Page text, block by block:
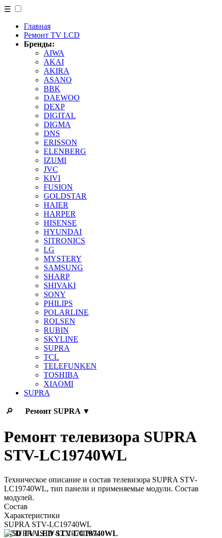
☰
Главная
Ремонт TV LCD
Бренды:
AIWA
AKAI
AKIRA
ASANO
BBK
DAEWOO
DEXP
DIGITAL
DIGMA
DNS
ERISSON
ELENBERG
IZUMI
JVC
KIVI
FUSION
GOLDSTAR
HAIER
HARPER
HISENSE
HYUNDAI
SITRONICS
LG
MYSTERY
SAMSUNG
SHARP
SHIVAKI
SONY
PHILIPS
POLARLINE
ROLSEN
RUBIN
SKYLINE
SUPRA
TCL
TELEFUNKEN
TOSHIBA
XIAOMI
SUPRA
🔎 Ремонт SUPRA ▼
Ремонт телевизора SUPRA
STV-LC19740WL
Техническое описание и состав телевизора SUPRA STV-
LC19740WL, тип панели и применяемые модули. Состав
модулей.
Состав
Характеристики
SUPRA STV-LC19740WL
LCD TV LED STV-LC19740WL